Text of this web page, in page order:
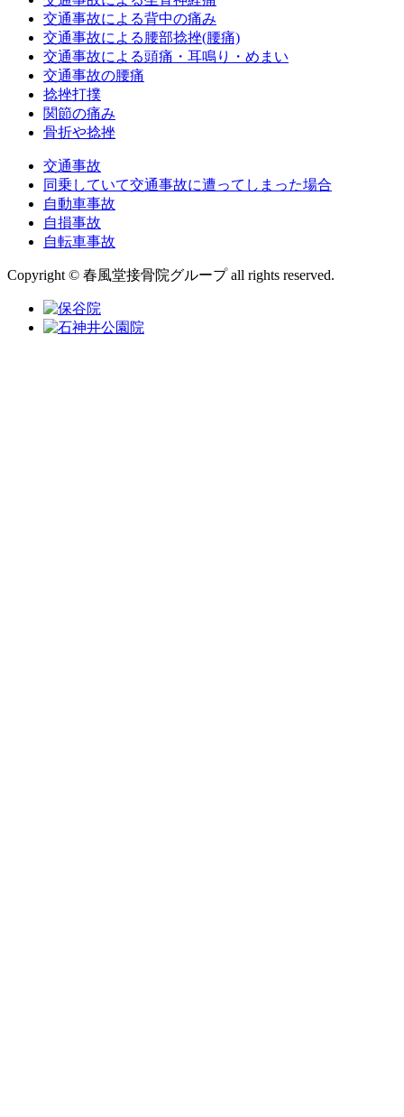
交通事故による背中の痛み
交通事故による腰部捻挫(腰痛)
交通事故による頭痛・耳鳴り・めまい
交通事故の腰痛
捻挫打撲
関節の痛み
骨折や捻挫
交通事故
同乗していて交通事故に遭ってしまった場合
自動車事故
自損事故
自転車事故
Copyright © 春風堂接骨院グループ all rights reserved.